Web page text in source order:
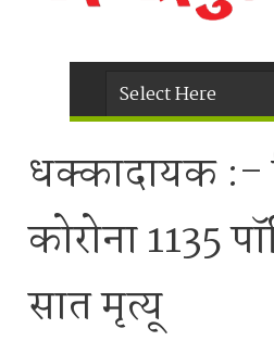
धक्कादायक :-
कोरोना 1135
सात मृत्यू